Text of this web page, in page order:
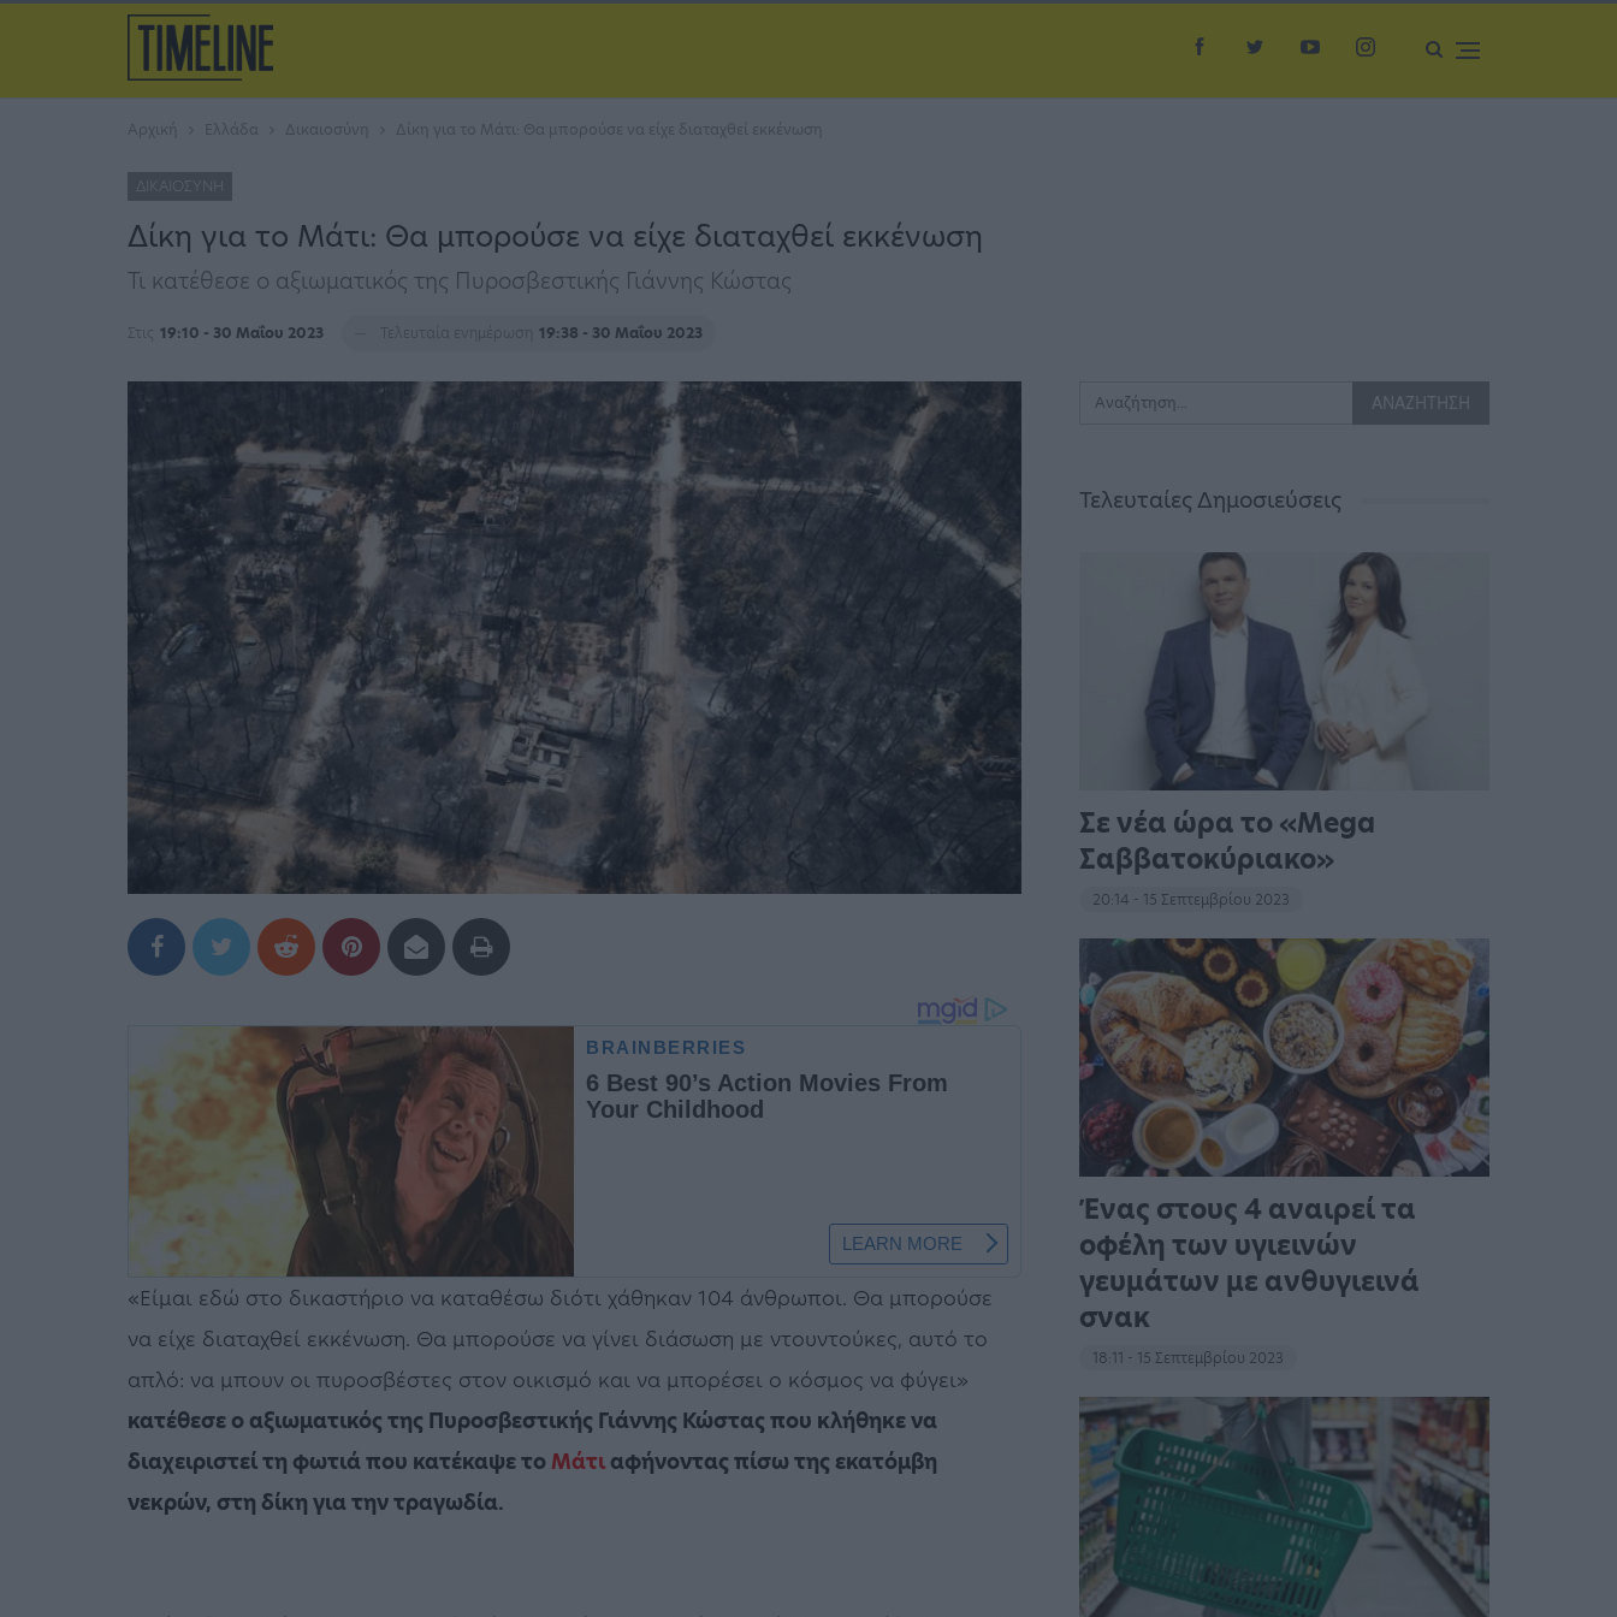
Αρχική Ελλάδα Δικαιοσύνη Δίκη για το Μάτι: Θα μπορούσε να είχε διαταχθεί εκκένωση
ΔΙΚΑΙΟΣΎΝΗ
Δίκη για το Μάτι: Θα μπορούσε να είχε διαταχθεί εκκένωση
Τι κατέθεσε ο αξιωματικός της Πυροσβεστικής Γιάννης Κώστας
Στις 19:10 - 30 Μαΐου 2023 Τελευταία ενημέρωση 19:38 - 30 Μαΐου 2023
«Είμαι εδώ στο δικαστήριο να καταθέσω διότι χάθηκαν 104 άνθρωποι. Θα μπορούσε
να είχε διαταχθεί εκκένωση. Θα μπορούσε να γίνει διάσωση με ντουντούκες, αυτό το
απλό: να μπουν οι πυροσβέστες στον οικισμό και να μπορέσει ο κόσμος να φύγει»
κατέθεσε ο αξιωματικός της Πυροσβεστικής Γιάννης Κώστας που κλήθηκε να
διαχειριστεί τη φωτιά που κατέκαψε το Μάτι αφήνοντας πίσω της εκατόμβη
νεκρών, στη δίκη για την τραγωδία.
Τελευταίες Δημοσιεύσεις
Σε νέα ώρα το «Mega
Σαββατοκύριακο»
20:14 - 15 Σεπτεμβρίου 2023
Ένας στους 4 αναιρεί τα
οφέλη των υγιεινών
γευμάτων με ανθυγιεινά
σνακ
18:11 - 15 Σεπτεμβρίου 2023